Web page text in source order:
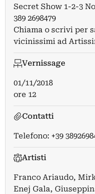
Secret Show 1-2-3
389 2698479
Chiama o scrivi per
vicinissimi ad
Vernissage
01/11/2018
ore 12
Contatti
Telefono: +39
Artisti
Franco Ariaudo,
Enej Gala,